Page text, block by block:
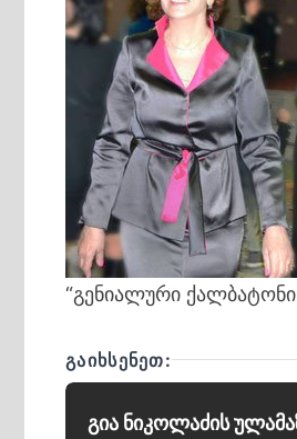
“გენიალური ქალბატონი
ᲒᲐᲘᲮᲡᲔᲜᲔᲗ:
გია ნიკოლაძის